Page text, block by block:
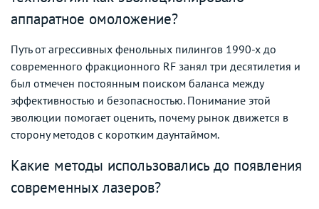
аппаратное омоложение?
Путь от агрессивных фенольных пилингов 1990-х до
современного фракционного RF занял три десятилетия и
был отмечен постоянным поиском баланса между
эффективностью и безопасностью. Понимание этой
эволюции помогает оценить, почему рынок движется в
сторону методов с коротким даунтаймом.
Какие методы использовались до появления
современных лазеров?